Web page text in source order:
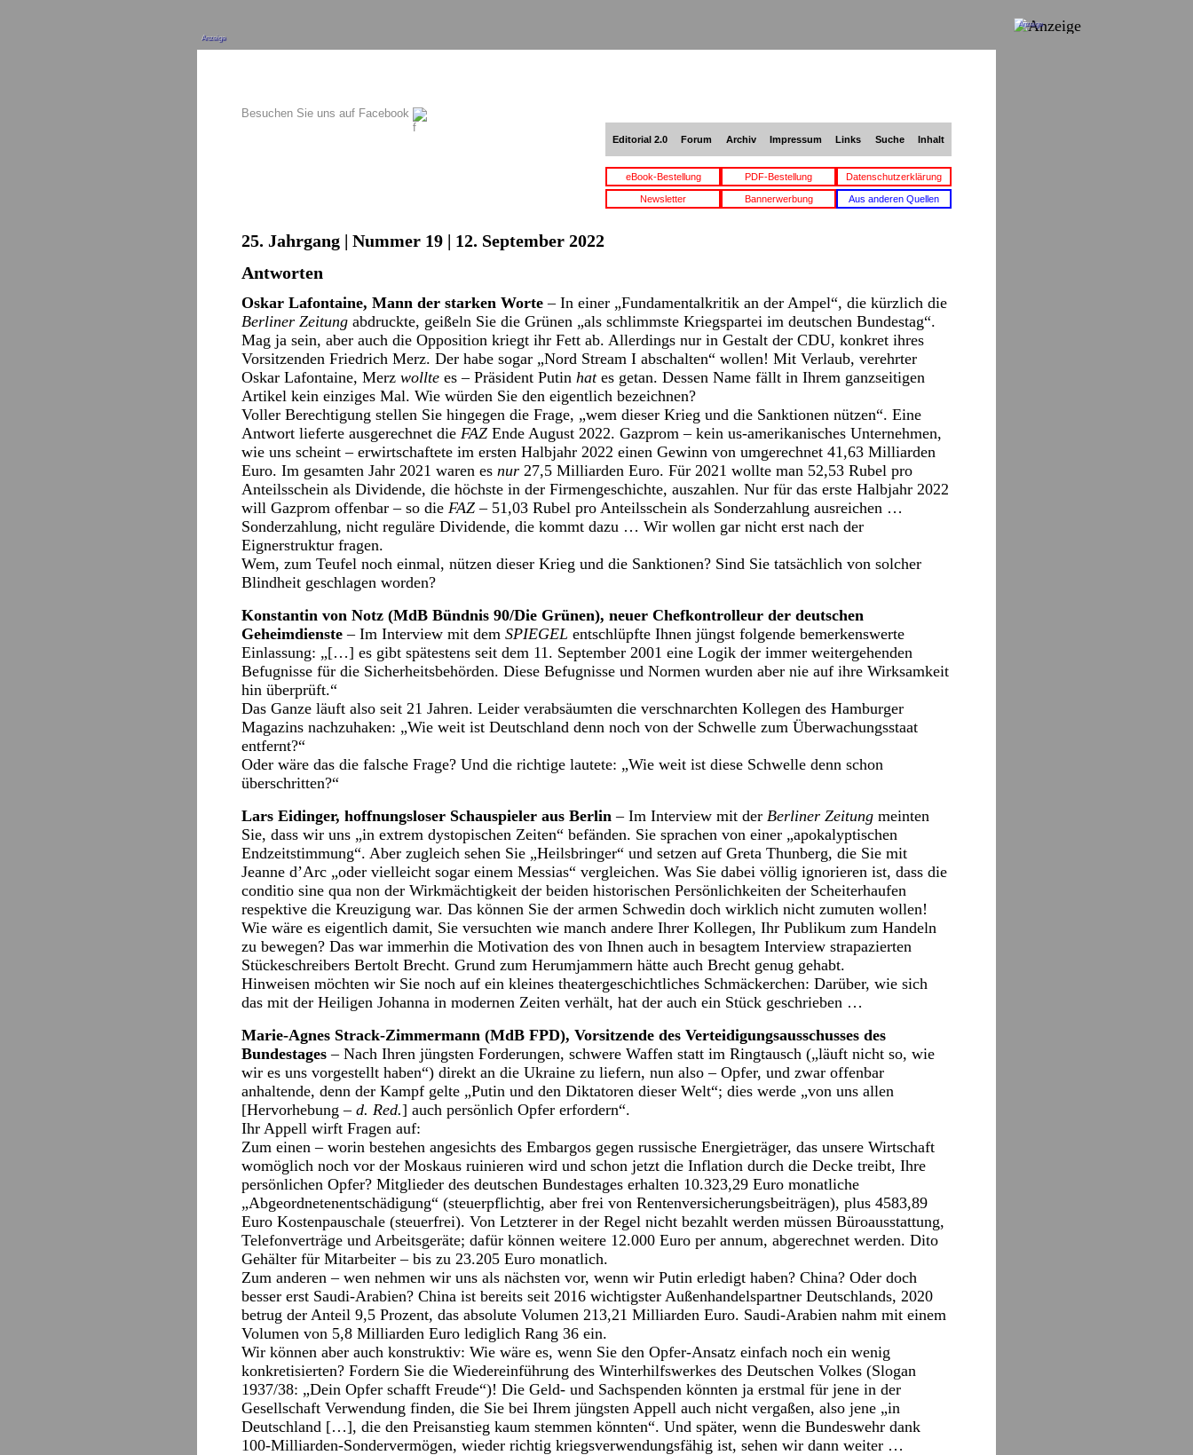
Anzeige
Besuchen Sie uns auf Facebook
Editorial 2.0 Forum Archiv Impressum Links Suche Inhalt
eBook-Bestellung PDF-Bestellung Datenschutzerklärung
Newsletter Bannerwerbung Aus anderen Quellen
25. Jahrgang | Nummer 19 | 12. September 2022
Antworten
Oskar Lafontaine, Mann der starken Worte – In einer „Fundamentalkritik an der Ampel“, die kürzlich die
Berliner Zeitung abdruckte, geißeln Sie die Grünen „als schlimmste Kriegspartei im deutschen Bundestag“.
Mag ja sein, aber auch die Opposition kriegt ihr Fett ab. Allerdings nur in Gestalt der CDU, konkret ihres
Vorsitzenden Friedrich Merz. Der habe sogar „Nord Stream I abschalten“ wollen! Mit Verlaub, verehrter
Oskar Lafontaine, Merz wollte es – Präsident Putin hates getan. Dessen Name fällt in Ihrem ganzseitigen
Artikel kein einziges Mal. Wie würden Sie den eigentlich bezeichnen?
Voller Berechtigung stellen Sie hingegen die Frage, „wem dieser Krieg und die Sanktionen nützen“. Eine
Antwort lieferte ausgerechnet die FAZ Ende August 2022. Gazprom – kein us-amerikanisches Unternehmen,
wie uns scheint – erwirtschaftete im ersten Halbjahr 2022 einen Gewinn von umgerechnet 41,63 Milliarden
Euro. Im gesamten Jahr 2021 waren es nur 27,5 Milliarden Euro. Für 2021 wollte man 52,53 Rubel pro
Anteilsschein als Dividende, die höchste in der Firmengeschichte, auszahlen. Nur für das erste Halbjahr 2022
will Gazprom offenbar – so die FAZ – 51,03 Rubel pro Anteilsschein als Sonderzahlung ausreichen …
Sonderzahlung, nicht reguläre Dividende, die kommt dazu … Wir wollen gar nicht erst nach der
Eignerstruktur fragen.
Wem, zum Teufel noch einmal, nützen dieser Krieg und die Sanktionen? Sind Sie tatsächlich von solcher
Blindheit geschlagen worden?
Konstantin von Notz (MdB Bündnis 90/Die Grünen), neuer Chefkontrolleur der deutschen
Geheimdienste – Im Interview mit dem SPIEGEL entschlüpfte Ihnen jüngst folgende bemerkenswerte
Einlassung: „[…] es gibt spätestens seit dem 11. September 2001 eine Logik der immer weitergehenden
Befugnisse für die Sicherheitsbehörden. Diese Befugnisse und Normen wurden aber nie auf ihre Wirksamkeit
hin überprüft.“
Das Ganze läuft also seit 21 Jahren. Leider verabsäumten die verschnarchten Kollegen des Hamburger
Magazins nachzuhaken: „Wie weit ist Deutschland denn noch von der Schwelle zum Überwachungsstaat
entfernt?“
Oder wäre das die falsche Frage? Und die richtige lautete: „Wie weit ist diese Schwelle denn schon
überschritten?“
Lars Eidinger, hoffnungsloser Schauspieler aus Berlin – Im Interview mit der Berliner Zeitung meinten
Sie, dass wir uns „in extrem dystopischen Zeiten“ befänden. Sie sprachen von einer „apokalyptischen
Endzeitstimmung“. Aber zugleich sehen Sie „Heilsbringer“ und setzen auf Greta Thunberg, die Sie mit
Jeanne d’Arc „oder vielleicht sogar einem Messias“ vergleichen. Was Sie dabei völlig ignorieren ist, dass die
conditio sine qua non der Wirkmächtigkeit der beiden historischen Persönlichkeiten der Scheiterhaufen
respektive die Kreuzigung war. Das können Sie der armen Schwedin doch wirklich nicht zumuten wollen!
Wie wäre es eigentlich damit, Sie versuchten wie manch andere Ihrer Kollegen, Ihr Publikum zum Handeln
zu bewegen? Das war immerhin die Motivation des von Ihnen auch in besagtem Interview strapazierten
Stückeschreibers Bertolt Brecht. Grund zum Herumjammern hätte auch Brecht genug gehabt.
Hinweisen möchten wir Sie noch auf ein kleines theatergeschichtliches Schmäckerchen: Darüber, wie sich
das mit der Heiligen Johanna in modernen Zeiten verhält, hat der auch ein Stück geschrieben …
Marie-Agnes Strack-Zimmermann (MdB FPD), Vorsitzende des Verteidigungsausschusses des
Bundestages – Nach Ihren jüngsten Forderungen, schwere Waffen statt im Ringtausch („läuft nicht so, wie
wir es uns vorgestellt haben“) direkt an die Ukraine zu liefern, nun also – Opfer, und zwar offenbar
anhaltende, denn der Kampf gelte „Putin und den Diktatoren dieser Welt“; dies werde „von uns allen
[Hervorhebung – d. Red.] auch persönlich Opfer erfordern“.
Ihr Appell wirft Fragen auf:
Zum einen – worin bestehen angesichts des Embargos gegen russische Energieträger, das unsere Wirtschaft
womöglich noch vor der Moskaus ruinieren wird und schon jetzt die Inflation durch die Decke treibt, Ihre
persönlichen Opfer? Mitglieder des deutschen Bundestages erhalten 10.323,29 Euro monatliche
„Abgeordnetenentschädigung“ (steuerpflichtig, aber frei von Rentenversicherungsbeiträgen), plus 4583,89
Euro Kostenpauschale (steuerfrei). Von Letzterer in der Regel nicht bezahlt werden müssen Büroausstattung,
Telefonverträge und Arbeitsgeräte; dafür können weitere 12.000 Euro per annum, abgerechnet werden. Dito
Gehälter für Mitarbeiter – bis zu 23.205 Euro monatlich.
Zum anderen – wen nehmen wir uns als nächsten vor, wenn wir Putin erledigt haben? China? Oder doch
besser erst Saudi-Arabien? China ist bereits seit 2016 wichtigster Außenhandelspartner Deutschlands, 2020
betrug der Anteil 9,5 Prozent, das absolute Volumen 213,21 Milliarden Euro. Saudi-Arabien nahm mit einem
Volumen von 5,8 Milliarden Euro lediglich Rang 36 ein.
Wir können aber auch konstruktiv: Wie wäre es, wenn Sie den Opfer-Ansatz einfach noch ein wenig
konkretisierten? Fordern Sie die Wiedereinführung des Winterhilfswerkes des Deutschen Volkes (Slogan
1937/38: „Dein Opfer schafft Freude“)! Die Geld- und Sachspenden könnten ja erstmal für jene in der
Gesellschaft Verwendung finden, die Sie bei Ihrem jüngsten Appell auch nicht vergaßen, also jene „in
Deutschland […], die den Preisanstieg kaum stemmen könnten“. Und später, wenn die Bundeswehr dank
100-Milliarden-Sondervermögen, wieder richtig kriegsverwendungsfähig ist, sehen wir dann weiter …
Anzeige